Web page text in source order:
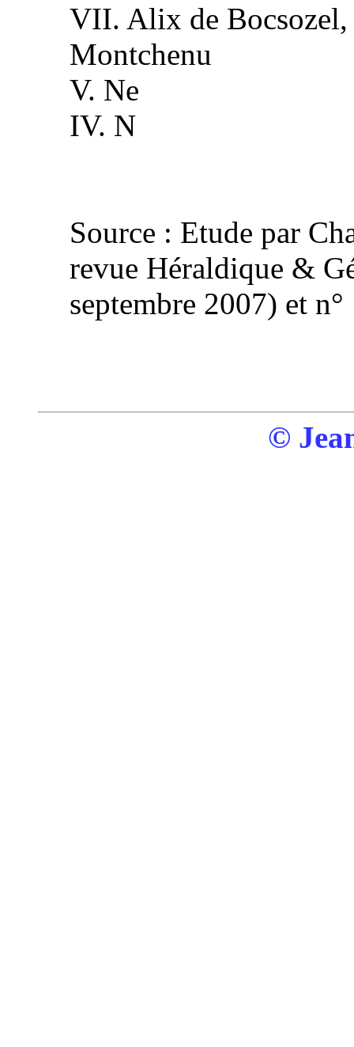
VII. Alix de Bocsozel,
Montchenu
V. Ne
IV. N
Source : Etude par
revue Héraldique &
septembre 2007) et n°
©